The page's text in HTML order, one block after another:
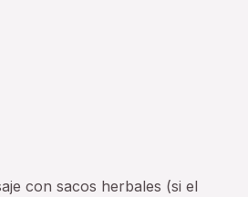
con sacos herbales (si el